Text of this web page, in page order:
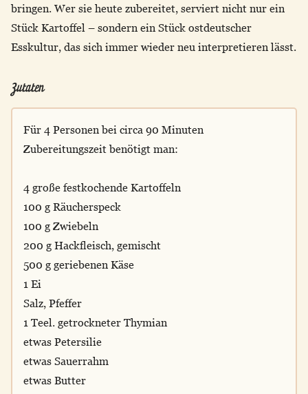
bringen. Wer sie heute zubereitet, serviert nicht nur ein
Stück Kartoffel – sondern ein Stück ostdeutscher
Esskultur, das sich immer wieder neu interpretieren lässt.
Zutaten
Für 4 Personen bei circa 90 Minuten
Zubereitungszeit benötigt man:
4 große festkochende Kartoffeln
100 g Räucherspeck
100 g Zwiebeln
200 g Hackfleisch, gemischt
500 g geriebenen Käse
1 Ei
Salz, Pfeffer
1 Teel. getrockneter Thymian
etwas Petersilie
etwas Sauerrahm
etwas Butter